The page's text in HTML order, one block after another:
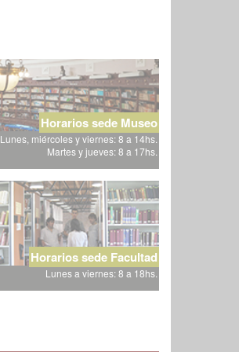
Horarios sede Museo
Lunes, miércoles y viernes: 8 a 14hs.
Martes y jueves: 8 a 17hs.
Horarios sede Facultad
Lunes a viernes: 8 a 18hs.